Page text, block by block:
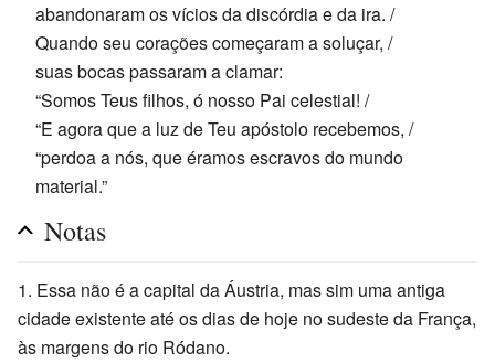
abandonaram os vícios da discórdia e da ira. /
Quando seu corações começaram a soluçar, /
suas bocas passaram a clamar:
“Somos Teus filhos, ó nosso Pai celestial! /
“E agora que a luz de Teu apóstolo recebemos, /
“perdoa a nós, que éramos escravos do mundo
material.”
Notas
Essa não é a capital da Áustria, mas sim uma antiga
cidade existente até os dias de hoje no sudeste da França,
às margens do rio Ródano.